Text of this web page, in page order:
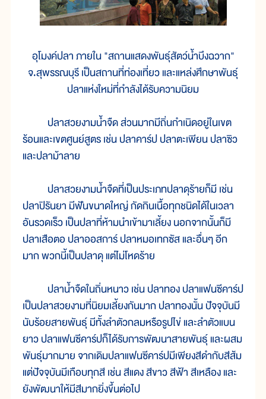
อุโมงค์ปลา ภายใน "สถานแสดงพันธุ์สัตว์น้ำบึงฉวาก"
จ.สุพรรณบุรี เป็นสถานที่ท่องเที่ยว และแหล่งศึกษาพันธุ์
ปลาแห่งใหม่ที่กำลังได้รับความนิยม
ปลาสวยงามน้ำจืด ส่วนมากมีถิ่นกำเนิดอยู่ในเขต
ร้อนและเขตศูนย์สูตร เช่น ปลาคาร์ป ปลาตะเพียน ปลาซิว
และปลาม้าลาย
ปลาสวยงามน้ำจืดที่เป็นประเภทปลาดุร้ายก็มี เช่น
ปลาปิรันยา มีฟันขนาดใหญ่ กัดกินเนื้อทุกชนิดได้ในเวลา
อันรวดเร็ว เป็นปลาที่ห้ามนำเข้ามาเลี้ยง นอกจากนั้นก็มี
ปลาเสือตอ ปลาออสการ์ ปลาหมอเทกซัส และอื่นๆ อีก
มาก พวกนี้เป็นปลาดุ แต่ไม่โหดร้าย
ปลาน้ำจืดในถิ่นหนาว เช่น ปลาทอง ปลาแฟนซีคาร์ป
เป็นปลาสวยงามที่นิยมเลี้ยงกันมาก ปลาทองนั้น ปัจจุบันมี
นับร้อยสายพันธุ์ มีทั้งลำตัวกลมหรือรูปไข่ และลำตัวแบน
ยาว ปลาแฟนซีคาร์ปก็ได้รับการพัฒนาสายพันธุ์ และผสม
พันธุ์มากมาย จากเดิมปลาแฟนซีคาร์ปมีเพียงสีดำกับสีส้ม
แต่ปัจจุบันมีเกือบทุกสี เช่น สีแดง สีขาว สีฟ้า สีเหลือง และ
ยังพัฒนาให้มีสีมากยิ่งขึ้นต่อไป